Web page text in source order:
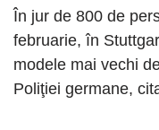
În jur de 800 de
februarie, în
modele mai vechi
Poliţiei germane,